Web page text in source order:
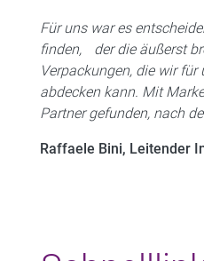
Für uns war es
finden, der die äußerst
Verpackungen, die wir für
abdecken kann. Mit
Partner gefunden, nach
Raffaele Bini, Leitender